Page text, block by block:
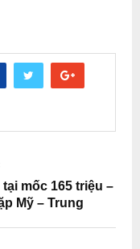
mốc 165 triệu –
Mỹ – Trung